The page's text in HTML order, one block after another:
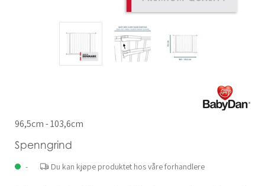
96,5cm - 103,6cm
Spenngrind
- Du kan kjøpe produktet hos våre forhandlere